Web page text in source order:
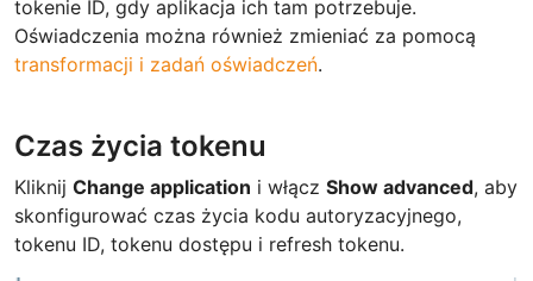
tokenie ID, gdy aplikacja ich tam potrzebuje.
Oświadczenia można również zmieniać za pomocą
transformacji i zadań oświadczeń.
Czas życia tokenu
Kliknij Change application i włącz Show advanced, aby
skonfigurować czas życia kodu autoryzacyjnego,
tokenu ID, tokenu dostępu i refresh tokenu.